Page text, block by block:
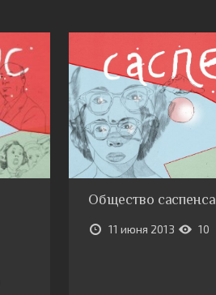
Общество саспенса
11 июня 2013 10